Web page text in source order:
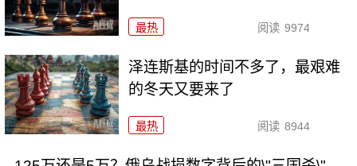
最热 阅读 9974
泽连斯基的时间不多了，最艰难
的冬天又要来了
最热 阅读 8944